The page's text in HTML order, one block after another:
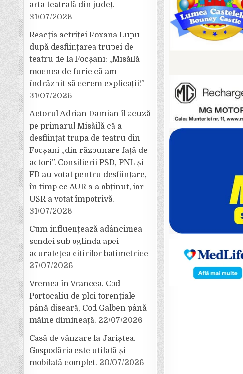
arta teatrală din județ.
31/07/2026
Reacția actriței Roxana Lupu
după desființarea trupei de
teatru de la Focșani: „Misăilă
mocnea de furie că am
îndrăznit să cerem explicații!”
31/07/2026
Actorul Adrian Damian îl acuză
pe primarul Misăilă că a
desființat trupa de teatru din
Focșani „din răzbunare față de
actori”. Consilierii PSD, PNL și
FD au votat pentru desființare,
în timp ce AUR s-a abținut, iar
USR a votat împotrivă.
31/07/2026
Cum influențează adâncimea
sondei sub oglinda apei
acuratețea citirilor batimetrice
27/07/2026
Vremea în Vrancea. Cod
Portocaliu de ploi torențiale
până diseară, Cod Galben până
mâine dimineață. 22/07/2026
Casă de vânzare la Jariștea.
Gospodăria este utilată și
mobilată complet. 20/07/2026